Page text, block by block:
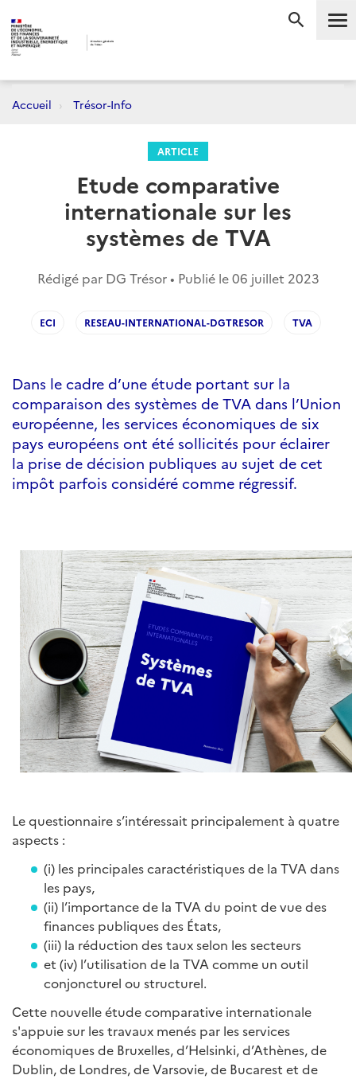
Accueil Trésor-Info
ARTICLE
Etude comparative
internationale sur les
systèmes de TVA
Rédigé par DG Trésor • Publié le06 juillet 2023
ECI RESEAU-INTERNATIONAL-DGTRESOR TVA
Dans le cadre d’une étude portant sur la
comparaison des systèmes de TVA dans l’Union
européenne, les services économiques de six
pays européens ont été sollicités pour éclairer
la prise de décision publiques au sujet de cet
impôt parfois considéré comme régressif.
Le questionnaire s’intéressait principalement à quatre
aspects :
(i) les principales caractéristiques de la TVA dans
les pays,
(ii) l’importance de la TVA du point de vue des
finances publiques des États,
(iii) la réduction des taux selon les secteurs
et (iv) l’utilisation de la TVA comme un outil
conjoncturel ou structurel.
Cette nouvelle étude comparative internationale
s'appuie sur les travaux menés par les services
économiques de Bruxelles, d’Helsinki, d’Athènes, de
Dublin, de Londres, de Varsovie, de Bucarest et de